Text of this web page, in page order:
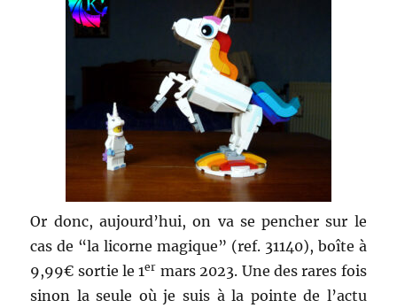
Or donc, aujourd’hui, on va se pencher sur le
cas de “la licorne magique” (ref. 31140), boîte à
9,99€ sortie le 1er mars 2023. Une des rares fois
sinon la seule où je suis à la pointe de l’actu